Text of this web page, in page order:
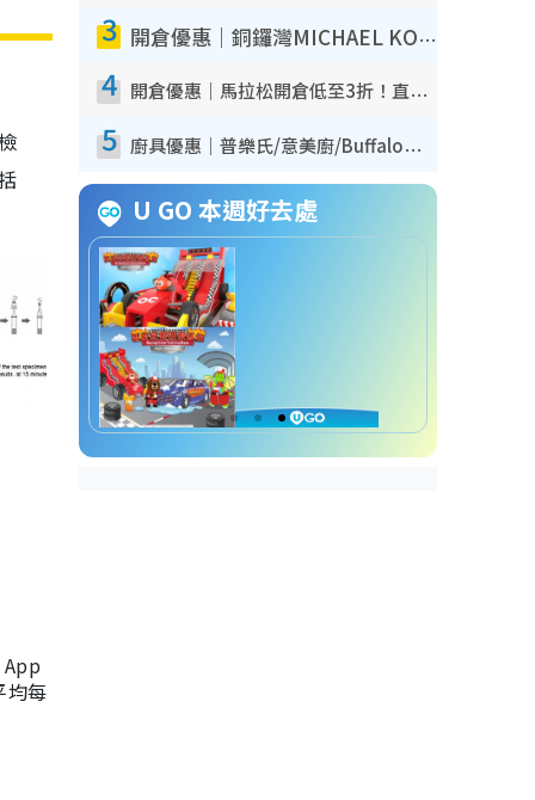
均每
3 開倉優惠｜銅鑼灣MICHAEL KORS開倉低至17折！直擊$500起買手袋/銀包/鞋款 必買經典Jet Set系列
4 開倉優惠｜馬拉松開倉低至3折！直擊$99起買adidas／New Balance／Puma鞋款 STANLEY保溫杯劈價至$119起
5 廚具優惠｜普樂氏/意美廚/Buffalo廚具低至3折！$89起買煎鍋／炒鑊／個人鍋 同場小家電激減至$99起
U GO 本週好去處